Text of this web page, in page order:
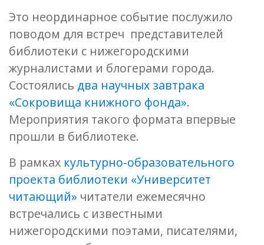
Это неординарное событие послужило
поводом для встреч представителей
библиотеки с нижегородскими
журналистами и блогерами города.
Состоялись два научных завтрака
«Сокровища книжного фонда».
Мероприятия такого формата впервые
прошли в библиотеке.
В рамках культурно-образовательного
проекта библиотеки «Университет
читающий» читатели ежемесячно
встречались с известными
нижегородскими поэтами, писателями,